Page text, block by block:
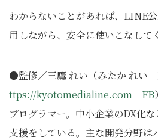
わからないことがあれば、LINE
用しながら、安全に使いこなして
●監修／三鷹 れい（みたか れい
ttps://kyotomedialine.com
FB）
プログラマー。中小企業のDX化
支援をしている。主な開発分野は